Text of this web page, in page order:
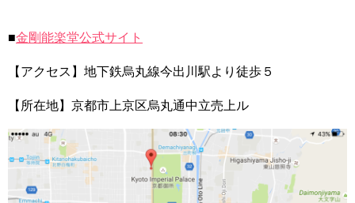
■金剛能楽堂公式サイト
【アクセス】地下鉄烏丸線今出川駅より徒歩５
【所在地】京都市上京区烏丸通中立売上ル